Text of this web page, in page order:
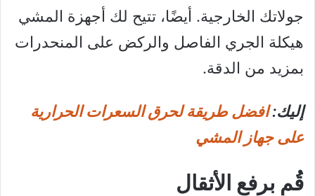
جولاتك الخارجية. أيضًا، تتيح لك أجهزة المشي
هيكلة الجري الفاصل والركض على المنحدرات
بمزيد من الدقة.
إليك:افضل طريقة لحرق السعرات الحرارية
على جهاز المشي
قُم برفع الأثقال